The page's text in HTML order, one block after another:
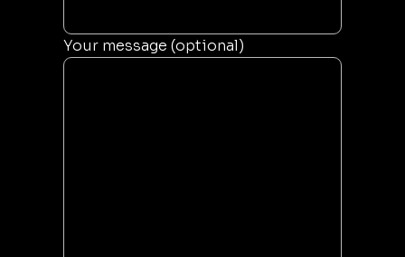
Your message (optional)